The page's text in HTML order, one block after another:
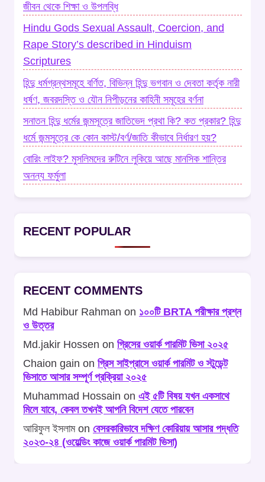
জীবন থেকে শিক্ষা ও উপলব্ধি
Hindu Gods Sexual Assault, Coercion, and
Rape Story’s described in Hinduism
Scriptures
হিন্দু ধর্মগ্রন্থসমূহে বর্ণিত, বিভিন্ন হিন্দু ভগবান ও দেবতা কর্তৃক নারী
ধর্ষণ, জবরদস্তি ও যৌন নিপীড়নের কাহিনী সমূহের বর্ণনা
সনাতন হিন্দু ধর্মের জন্মসূত্রে জাতিভেদ প্রথা কি? কত প্রকার? হিন্দু
ধর্মে জন্মসূত্রে কে কোন কাস্ট/বর্ণ/জাতি কীভাবে নির্ধারণ হয়?
বোরিং লাইফ? মুসলিমদের রুটিনে লুকিয়ে আছে মানসিক শান্তির
অনন্য ফর্মুলা
RECENT POPULAR
RECENT COMMENTS
Md Habibur Rahman on ১০০টি BRTA পরীক্ষার প্রশ্ন
ও উত্তর
Md.jakir Hossen on গ্রিসের ওয়ার্ক পারমিট ভিসা ২০২৫
Chaion gain on গ্রিস সাইপ্রাসে ওয়ার্ক পারমিট ও স্টুডেন্ট
ভিসাতে আসার সম্পূর্ণ প্রক্রিয়া ২০২৫
Muhammad Hossain on এই ৫টি বিষয় যখন একসাথে
মিলে যাবে, কেবল তখনই আপনি বিদেশ যেতে পারবেন
আরিফুল ইসলামon বেসরকারিভাবে দক্ষিণ কোরিয়ায় আসার পদ্ধতি
২০২৩-২৪ (ওয়েল্ডিং কাজে ওয়ার্ক পারমিট ভিসা)